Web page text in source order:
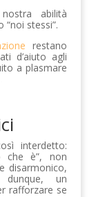
abilità
“noi stessi”.
restano
d’aiuto agli
a plasmare
interdetto:
che è”, non
disarmonico,
un
rafforzare se